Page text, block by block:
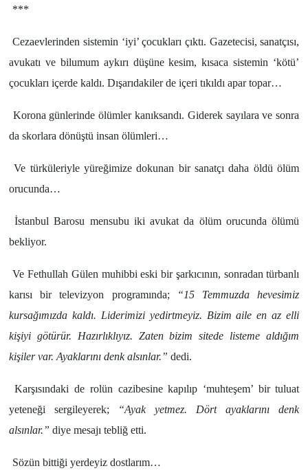
***
Cezaevlerinden sistemin ‘iyi’ çocukları çıktı. Gazetecisi, sanatçısı,
avukatı ve bilumum aykırı düşüne kesim, kısaca sistemin ‘kötü’
çocukları içerde kaldı. Dışarıdakiler de içeri tıkıldı apar topar…
Korona günlerinde ölümler kanıksandı. Giderek sayılara ve sonra
da skorlara dönüştü insan ölümleri…
Ve türküleriyle yüreğimize dokunan bir sanatçı daha öldü ölüm
orucunda…
İstanbul Barosu mensubu iki avukat da ölüm orucunda ölümü
bekliyor.
Ve Fethullah Gülen muhibbi eski bir şarkıcının, sonradan türbanlı
karısı bir televizyon programında;
“15 Temmuzda hevesimiz
kursağımızda kaldı. Liderimizi yedirtmeyiz. Bizim aile en az elli
kişiyi götürür. Hazırlıklıyız. Zaten bizim sitede listeme aldığım
kişiler var. Ayaklarını denk alsınlar.” dedi.
Karşısındaki de rolün cazibesine kapılıp ‘muhteşem’ bir tuluat
yeteneği sergileyerek;
“Ayak yetmez. Dört ayaklarını denk
alsınlar.” diye mesajı tebliğ etti.
Sözün bittiği yerdeyiz dostlarım…